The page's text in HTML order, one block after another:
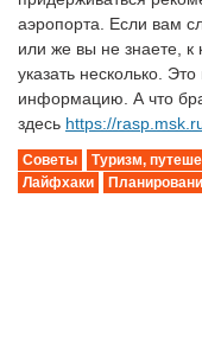
аэропорта. Если вам
или же вы не знаете, к
указать несколько.
информацию. А что
здесь https://
Советы Туризм,
Лайфхаки